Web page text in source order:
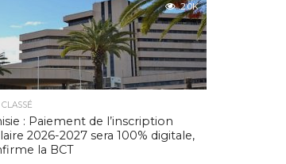
2.0K
: Paiement de l’inscription
2026-2027 sera 100% digitale,
la BCT